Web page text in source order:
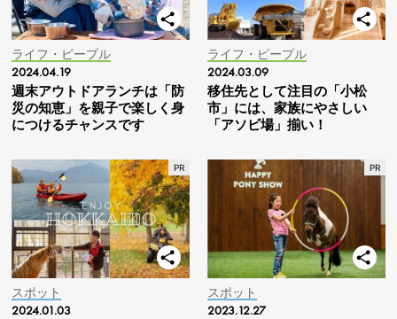
ライフ・ピープル
2024.04.19
週末アウトドアランチは「防
災の知恵」を親子で楽しく身
につけるチャンスです
ライフ・ピープル
2024.03.09
移住先として注目の「小松
市」には、家族にやさしい
「アソビ場」揃い！
スポット
2024.01.03
スポット
2023.12.27